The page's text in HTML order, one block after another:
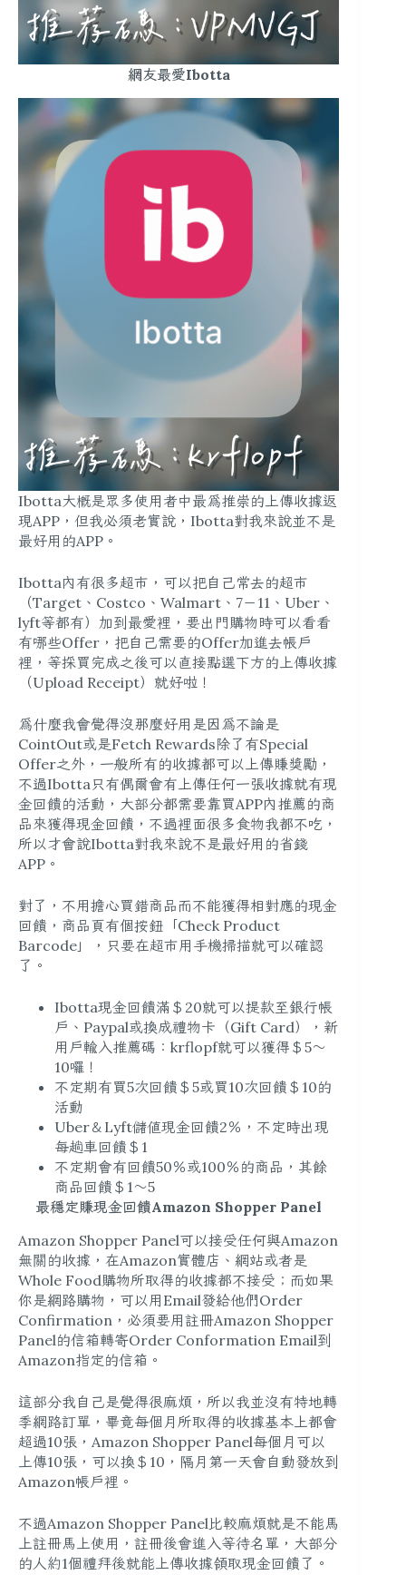
網友最愛Ibotta
Ibotta大概是眾多使用者中最為推崇的上傳收據返
現APP，但我必須老實說，Ibotta對我來說並不是
最好用的APP。
Ibotta內有很多超市，可以把自己常去的超市
（Target、Costco、Walmart、7－11、Uber、
lyft等都有）加到最愛裡，要出門購物時可以看看
有哪些Offer，把自己需要的Offer加進去帳戶
裡，等採買完成之後可以直接點選下方的上傳收據
（Upload Receipt）就好啦！
為什麼我會覺得沒那麼好用是因為不論是
CointOut或是Fetch Rewards除了有Special
Offer之外，一般所有的收據都可以上傳賺獎勵，
不過Ibotta只有偶爾會有上傳任何一張收據就有現
金回饋的活動，大部分都需要靠買APP內推薦的商
品來獲得現金回饋，不過裡面很多食物我都不吃，
所以才會說Ibotta對我來說不是最好用的省錢
APP。
對了，不用擔心買錯商品而不能獲得相對應的現金
回饋，商品頁有個按鈕「Check Product
Barcode」，只要在超市用手機掃描就可以確認
了。
Ibotta現金回饋滿＄20就可以提款至銀行帳
戶、Paypal或換成禮物卡（Gift Card），新
用戶輸入推薦碼：krflopf就可以獲得＄5～
10囉！
不定期有買5次回饋＄5或買10次回饋＄10的
活動
Uber＆Lyft儲值現金回饋2％，不定時出現
每趟車回饋＄1
不定期會有回饋50％或100％的商品，其餘
商品回饋＄1～5
最穩定賺現金回饋Amazon Shopper Panel
Amazon Shopper Panel可以接受任何與Amazon
無關的收據，在Amazon實體店、網站或者是
Whole Food購物所取得的收據都不接受；而如果
你是網路購物，可以用Email發給他們Order
Confirmation，必須要用註冊Amazon Shopper
Panel的信箱轉寄Order Conformation Email到
Amazon指定的信箱。
這部分我自己是覺得很麻煩，所以我並沒有特地轉
季網路訂單，畢竟每個月所取得的收據基本上都會
超過10張，Amazon Shopper Panel每個月可以
上傳10張，可以換＄10，隔月第一天會自動發放到
Amazon帳戶裡。
不過Amazon Shopper Panel比較麻煩就是不能馬
上註冊馬上使用，註冊後會進入等待名單，大部分
的人約1個禮拜後就能上傳收據領取現金回饋了。